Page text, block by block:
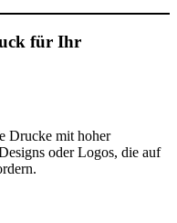
für Ihr
Drucke mit hoher
oder Logos, die auf